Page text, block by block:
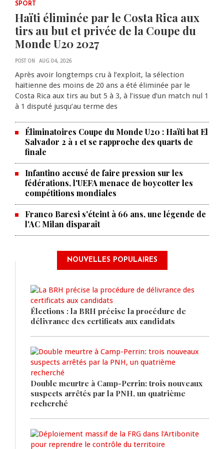
SPORT
Haïti éliminée par le Costa Rica aux
tirs au but et privée de la Coupe du
Monde U20 2027
POST ON AUG 04, 2026
Après avoir longtemps cru à l’exploit, la sélection
haïtienne des moins de 20 ans a été éliminée par le
Costa Rica aux tirs au but 5 à 3, à l’issue d’un match nul 1
à 1 disputé jusqu’au terme des
Éliminatoires Coupe du Monde U20 : Haïti bat El
Salvador 2 à 1 et se rapproche des quarts de
finale
Infantino accusé de faire pression sur les
fédérations, l'UEFA menace de boycotter les
compétitions mondiales
Franco Baresi s'éteint à 66 ans, une légende de
l'AC Milan disparaît
NOUVELLES POPULAIRES
Élections : la BRH précise la procédure de
délivrance des certificats aux candidats
Double meurtre à Camp-Perrin: trois nouveaux
suspects arrêtés par la PNH, un quatrième
recherché